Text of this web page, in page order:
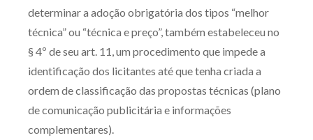
Av. Sete de Setembro, 4698
Batel Curitiba/ PR CEP80240-000
Telefone (41) 2109-8666
Whatsapp (41) 98881-6616
determinar a adoção obrigatória dos tipos “melhor
técnica” ou “técnica e preço”, também estabeleceu no
§ 4º de seu art. 11, um procedimento que impede a
identificação dos licitantes até que tenha criada a
ordem de classificação das propostas técnicas (plano
de comunicação publicitária e informações
complementares).